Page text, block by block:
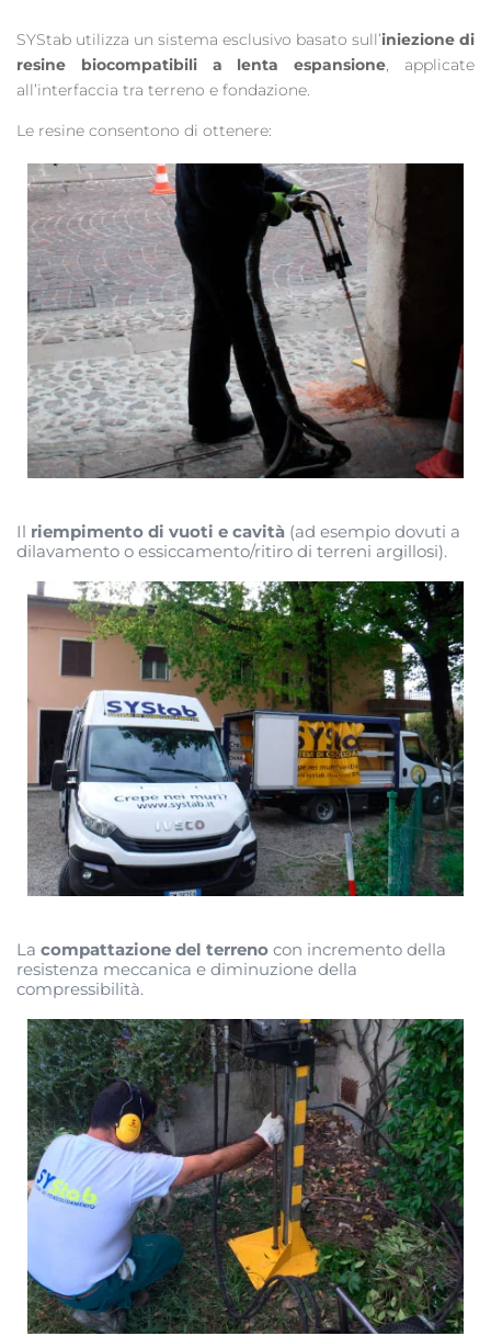
SYStab utilizza un sistema esclusivo basato sull’iniezione di
resine biocompatibili a lenta espansione, applicate
all’interfaccia tra terreno e fondazione.
Le resine consentono di ottenere:
Il riempimento di vuoti e cavità (ad esempio dovuti a
dilavamento o essiccamento/ritiro di terreni argillosi).
La compattazione del terreno con incremento della
resistenza meccanica e diminuzione della
compressibilità.